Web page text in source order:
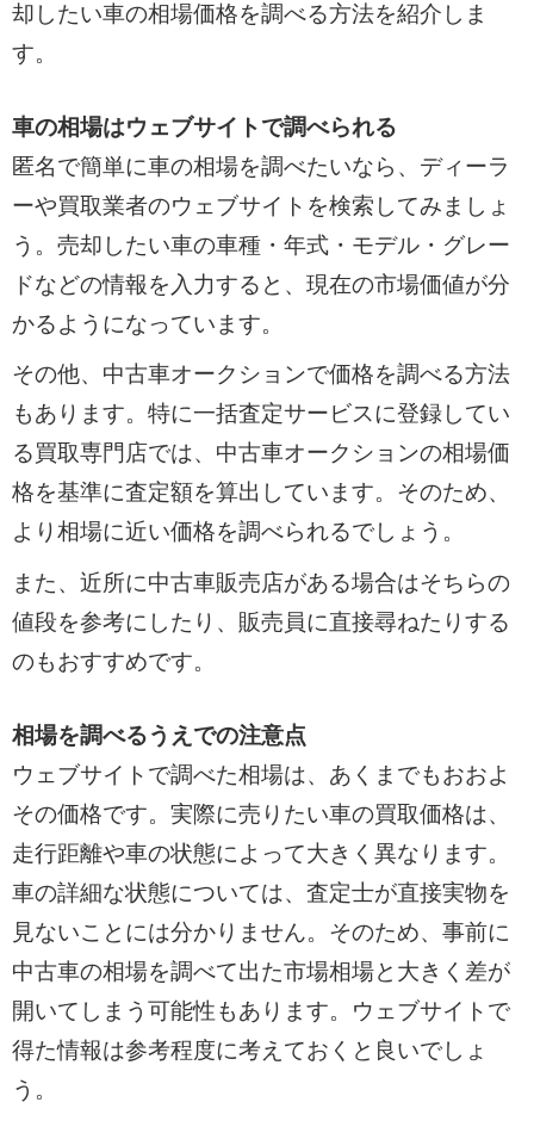
却したい車の相場価格を調べる方法を紹介しま
す。
車の相場はウェブサイトで調べられる
匿名で簡単に車の相場を調べたいなら、ディーラ
ーや買取業者のウェブサイトを検索してみましょ
う。売却したい車の車種・年式・モデル・グレー
ドなどの情報を入力すると、現在の市場価値が分
かるようになっています。
その他、中古車オークションで価格を調べる方法
もあります。特に一括査定サービスに登録してい
る買取専門店では、中古車オークションの相場価
格を基準に査定額を算出しています。そのため、
より相場に近い価格を調べられるでしょう。
また、近所に中古車販売店がある場合はそちらの
値段を参考にしたり、販売員に直接尋ねたりする
のもおすすめです。
相場を調べるうえでの注意点
ウェブサイトで調べた相場は、あくまでもおおよ
その価格です。実際に売りたい車の買取価格は、
走行距離や車の状態によって大きく異なります。
車の詳細な状態については、査定士が直接実物を
見ないことには分かりません。そのため、事前に
中古車の相場を調べて出た市場相場と大きく差が
開いてしまう可能性もあります。ウェブサイトで
得た情報は参考程度に考えておくと良いでしょ
う。